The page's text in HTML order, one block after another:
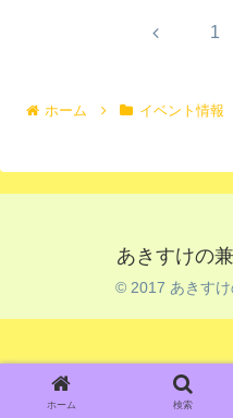
前 1
ホーム イベント情報
あきすけの
© 2017 あきす
ホーム 検索